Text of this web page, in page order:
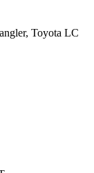
Toyota LC